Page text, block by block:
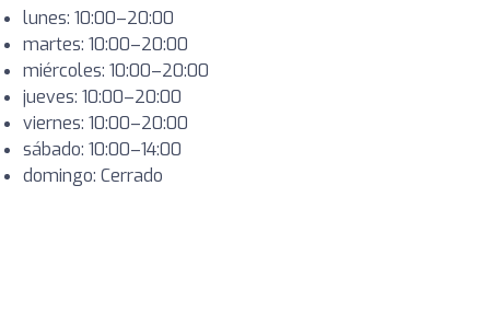
lunes: 10:00–20:00
martes: 10:00–20:00
miércoles: 10:00–20:00
jueves: 10:00–20:00
viernes: 10:00–20:00
sábado: 10:00–14:00
domingo: Cerrado